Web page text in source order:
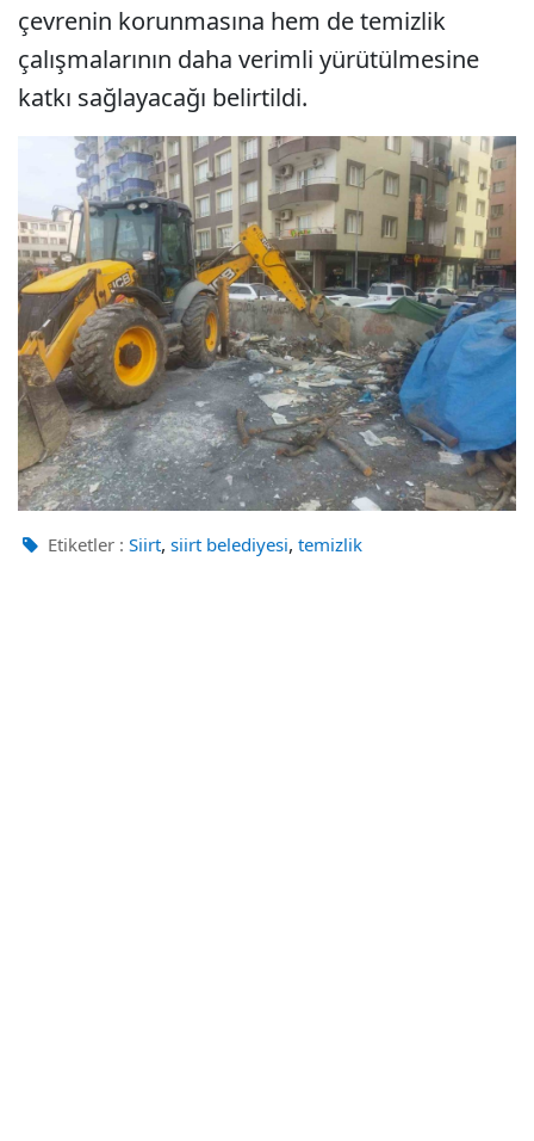
çevrenin korunmasına hem de temizlik
çalışmalarının daha verimli yürütülmesine
katkı sağlayacağı belirtildi.
Etiketler : Siirt, siirt belediyesi, temizlik